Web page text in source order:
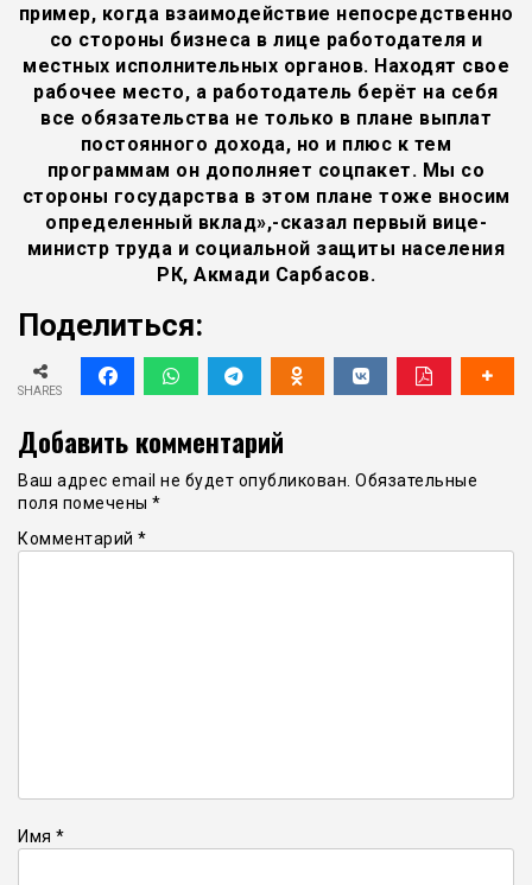
пример, когда взаимодействие непосредственно
со стороны бизнеса в лице работодателя и
местных исполнительных органов. Находят свое
рабочее место, а работодатель берёт на себя
все обязательства не только в плане выплат
постоянного дохода, но и плюс к тем
программам он дополняет соцпакет. Мы со
стороны государства в этом плане тоже вносим
определенный вклад»,-сказал первый вице-
министр труда и социальной защиты населения
РК, Акмади Сарбасов.
Поделиться:
SHARES
Добавить комментарий
Ваш адрес email не будет опубликован. Обязательные
поля помечены *
Комментарий *
Имя *